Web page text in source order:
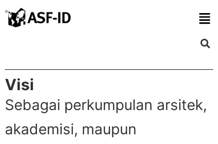
Visi
Sebagai perkumpulan arsitek,
akademisi, maupun